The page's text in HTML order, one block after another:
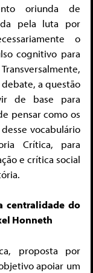
oriunda de
pela luta por
o
cognitivo para
a questão
de base para
pensar como os
vocabulário
Crítica, para
e crítica social
centralidade do
Honneth
proposta por
apoiar um